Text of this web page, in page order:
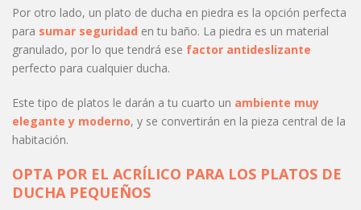
Por otro lado, un plato de ducha en piedra es la opción perfecta
para sumar seguridad en tu baño. La piedra es un material
granulado, por lo que tendrá ese factor antideslizante
perfecto para cualquier ducha.
Este tipo de platos le darán a tu cuarto un ambiente muy
elegante y moderno, y se convertirán en la pieza central de la
habitación.
OPTA POR EL ACRÍLICO PARA LOS PLATOS DE
DUCHA PEQUEÑOS